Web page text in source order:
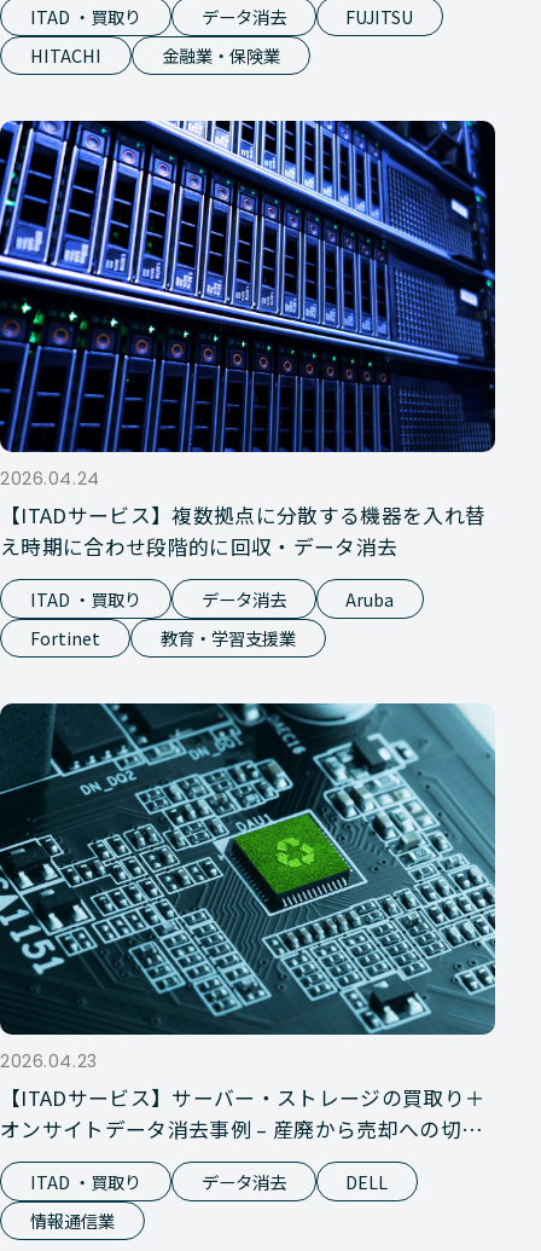
ITAD ・買取り データ消去
FUJITSU
HITACHI
金融業・保険業
2026.04.24
【ITADサービス】複数拠点に分散する機器を入れ替
え時期に合わせ段階的に回収・データ消去
ITAD ・買取り データ消去
Aruba
Fortinet
教育・学習支援業
2026.04.23
【ITADサービス】サーバー・ストレージの買取り＋
オンサイトデータ消去事例 – 産廃から売却への切り
替えでコスト削減を実現
ITAD ・買取り データ消去
DELL
情報通信業